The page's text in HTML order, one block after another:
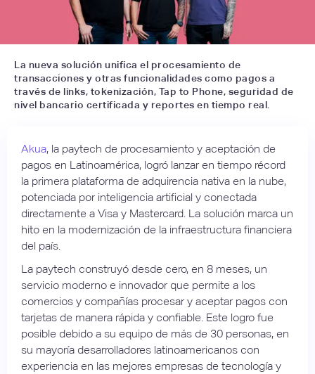
La nueva solución unifica el procesamiento de
transacciones y otras funcionalidades como pagos a
través de links, tokenización, Tap to Phone, seguridad de
nivel bancario certificada y reportes en tiempo real.
Akua, la paytech de procesamiento y aceptación de
pagos en Latinoamérica, logró lanzar en tiempo récord
la primera plataforma de adquirencia nativa en la nube,
potenciada por inteligencia artificial y conectada
directamente a Visa y Mastercard. La solución marca un
hito en la modernización de la infraestructura financiera
del país.
La paytech construyó desde cero, en 8 meses, un
servicio moderno e innovador que permite a los
comercios y compañías procesar y aceptar pagos con
tarjetas de manera rápida y confiable. Este logro fue
posible debido a su equipo de más de 30 personas, en
su mayoría desarrolladores latinoamericanos con
experiencia en las mejores empresas de tecnología y